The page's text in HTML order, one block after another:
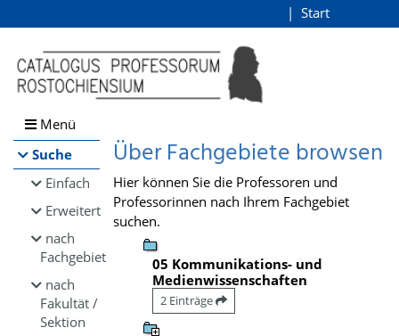
Browsen
direkt zum Inhalt
Start
Menü
Suche
Einfach
Erweitert
nach
Fachgebiet
nach
Fakultät /
Sektion
Über Fachgebiete browsen
Hier können Sie die Professoren und
Professorinnen nach Ihrem Fachgebiet
suchen.
05 Kommunikations- und
Medienwissenschaften
2 Einträge